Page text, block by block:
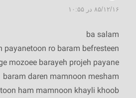
۸۵/۱۲/۱۶ در ۱۰:۵۵
ba salam
payanetoon ro baram befresteen
mozoee barayeh projeh payane
baram daren mamnoon mesham
ham mamnoon khayli khoob